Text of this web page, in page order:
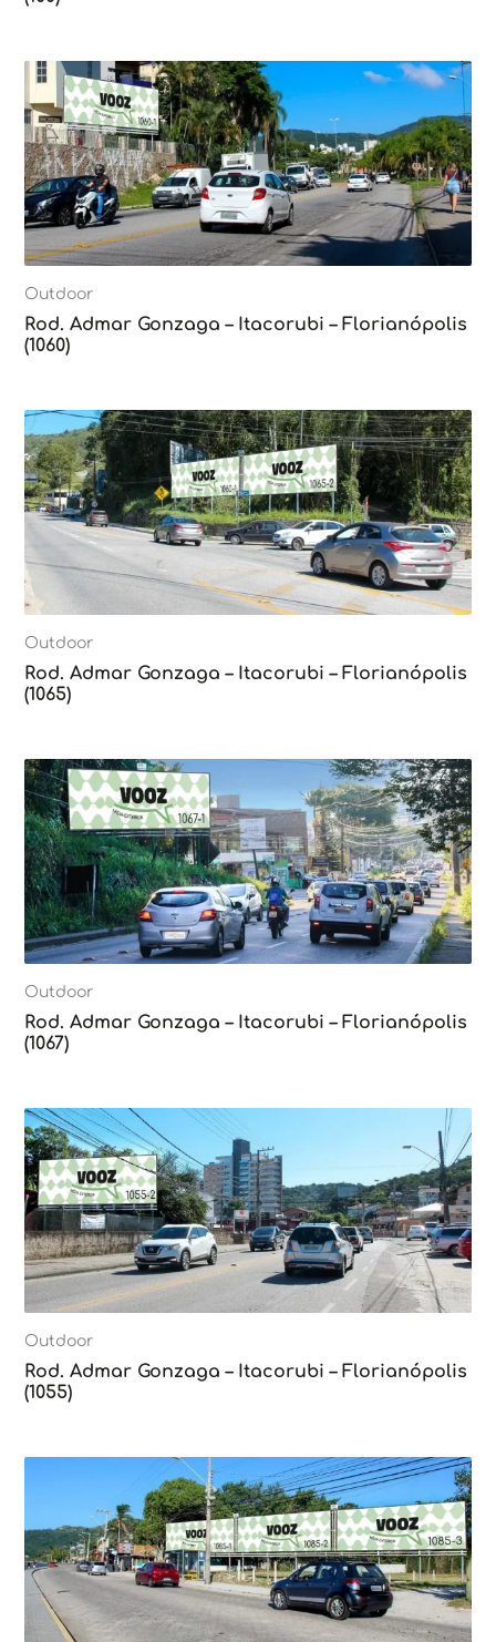
Outdoor
Rod. Admar Gonzaga – Itacorubi – Florianópolis
(1060)
Outdoor
Rod. Admar Gonzaga – Itacorubi – Florianópolis
(1065)
Outdoor
Rod. Admar Gonzaga – Itacorubi – Florianópolis
(1067)
Outdoor
Rod. Admar Gonzaga – Itacorubi – Florianópolis
(1055)